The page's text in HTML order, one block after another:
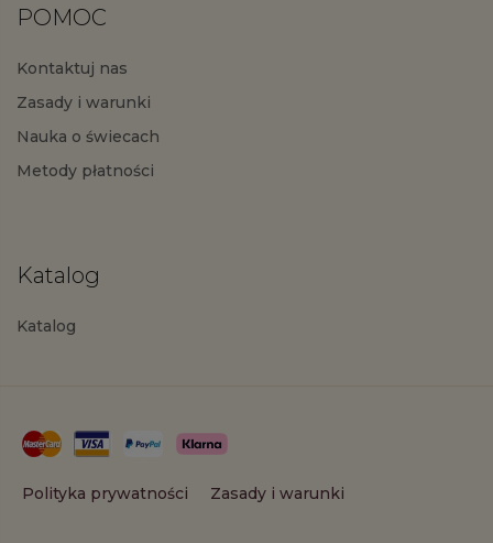
POMOC
Kontaktuj nas
Zasady i warunki
Nauka o świecach
Metody płatności
Katalog
Katalog
Polityka prywatności Zasady i warunki